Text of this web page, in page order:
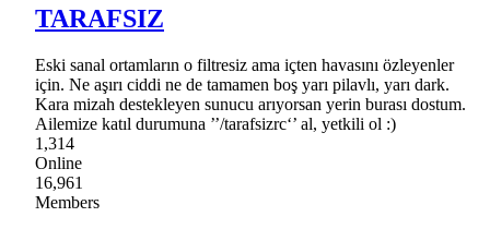
TARAFSIZ
Eski sanal ortamların o filtresiz ama içten havasını özleyenler
için. Ne aşırı ciddi ne de tamamen boş yarı pilavlı, yarı dark.
Kara mizah destekleyen sunucu arıyorsan yerin burası dostum.
Ailemize katıl durumuna ’’/tarafsizrc‘’ al, yetkili ol :)
1,314
Online
16,961
Members